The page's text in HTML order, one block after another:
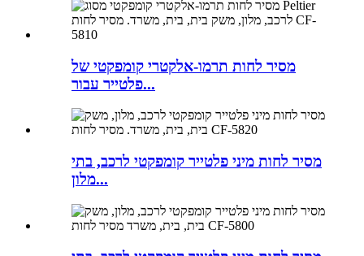
מסיר לחות תרמו-אלקטרי קומפקטי של
פלטייר עבור...
מסיר לחות מיני פלטייר קומפקטי לרכב, בתי
מלון...